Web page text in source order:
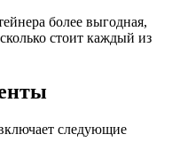
более выгодная,
стоит каждый из
следующие